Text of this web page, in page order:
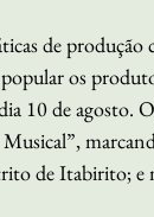
de produção
os
10 de agosto.
de Itabirito; e